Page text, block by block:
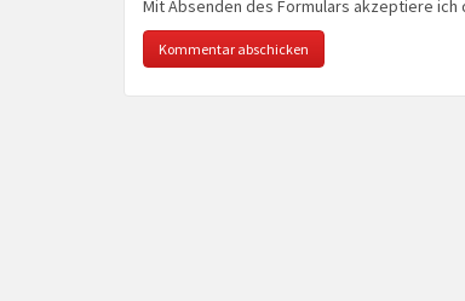
Mit Absenden des Formulars akzeptiere ich